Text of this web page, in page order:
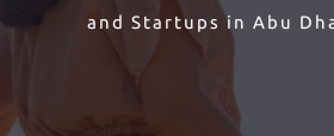
and Startups in Abu